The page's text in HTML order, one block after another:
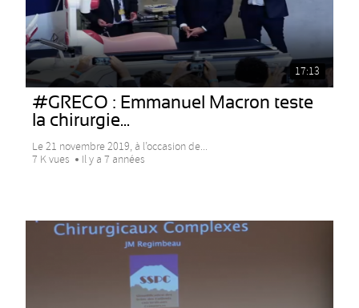
17:13
#GRECO : Emmanuel Macron teste
la chirurgie...
Le 21 novembre 2019, à l’occasion de...
7 K vues
Il y a 7 années